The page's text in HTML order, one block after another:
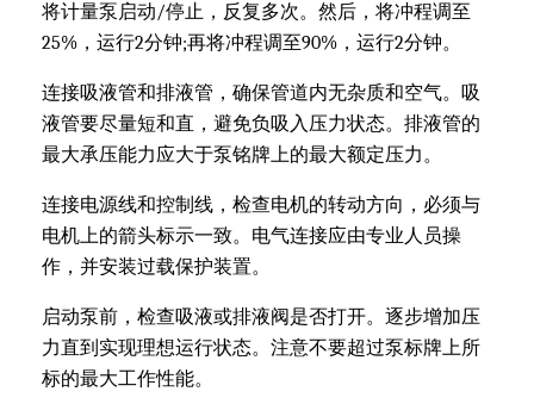
将计量泵启动/停止，反复多次。然后，将冲程调至
25%，运行2分钟;再将冲程调至90%，运行2分钟。
连接吸液管和排液管，确保管道内无杂质和空气。吸
液管要尽量短和直，避免负吸入压力状态。排液管的
最大承压能力应大于泵铭牌上的最大额定压力。
连接电源线和控制线，检查电机的转动方向，必须与
电机上的箭头标示一致。电气连接应由专业人员操
作，并安装过载保护装置。
启动泵前，检查吸液或排液阀是否打开。逐步增加压
力直到实现理想运行状态。注意不要超过泵标牌上所
标的最大工作性能。